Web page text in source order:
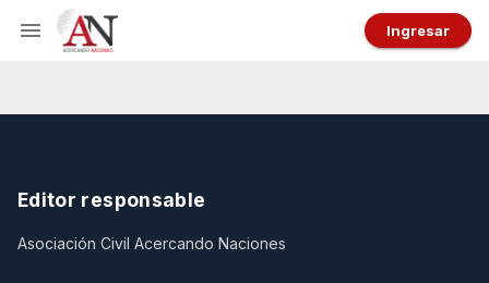
Ingresar
Editor responsable
Asociación Civil Acercando Naciones